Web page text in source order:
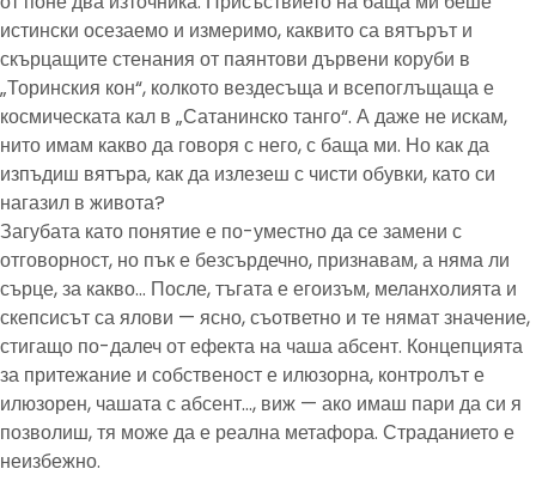
истински осезаемо и измеримо, каквито са вятърът и
скърцащите стенания от паянтови дървени коруби в
„Торинския кон“, колкото вездесъща и всепоглъщаща е
космическата кал в „Сатанинско танго“. А даже не искам,
нито имам какво да говоря с него, с баща ми. Но как да
изпъдиш вятъра, как да излезеш с чисти обувки, като си
нагазил в живота?
Загубата като понятие е по-уместно да се замени с
отговорност, но пък е безсърдечно, признавам, а няма ли
сърце, за какво… После, тъгата е егоизъм, меланхолията и
скепсисът са ялови — ясно, съответно и те нямат значение,
стигащо по-далеч от ефекта на чаша абсент. Концепцията
за притежание и собственост е илюзорна, контролът е
илюзорен, чашата с абсент…, виж — ако имаш пари да си я
позволиш, тя може да е реална метафора. Страданието е
неизбежно.